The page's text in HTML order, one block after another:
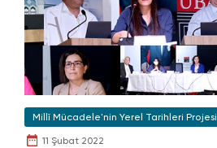
Millî Mücadele'nin Yerel Tarihleri Projesi
11 Şubat 2022